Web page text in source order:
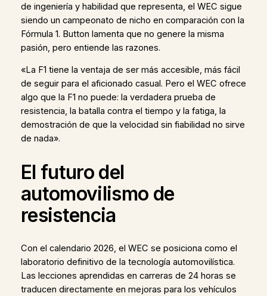
de ingeniería y habilidad que representa, el WEC sigue
siendo un campeonato de nicho en comparación con la
Fórmula 1. Button lamenta que no genere la misma
pasión, pero entiende las razones.
«La F1 tiene la ventaja de ser más accesible, más fácil
de seguir para el aficionado casual. Pero el WEC ofrece
algo que la F1 no puede: la verdadera prueba de
resistencia, la batalla contra el tiempo y la fatiga, la
demostración de que la velocidad sin fiabilidad no sirve
de nada».
El futuro del
automovilismo de
resistencia
Con el calendario 2026, el WEC se posiciona como el
laboratorio definitivo de la tecnología automovilística.
Las lecciones aprendidas en carreras de 24 horas se
traducen directamente en mejoras para los vehículos